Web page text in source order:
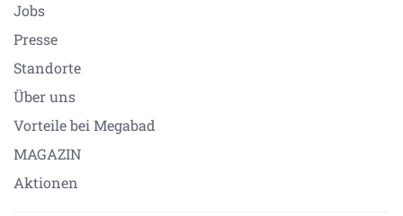
Jobs
Presse
Standorte
Über uns
Vorteile bei Megabad
MAGAZIN
Aktionen